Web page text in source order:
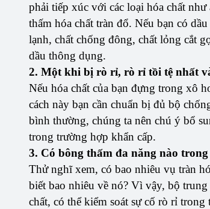
phải tiếp xúc với các loại hóa chất
thấm hóa chất tràn đổ. Nếu bạn có
lạnh, chất chống đông, chất lỏng cắt
dầu thông dụng.
2. Một khi bị rò rỉ, rò rỉ tồi tệ nhất
Nếu hóa chất của bạn đựng trong xô
cách này bạn cần chuẩn bị đủ bộ
bình thường, chúng ta nên chú ý bổ
trong trường hợp khẩn cấp.
3. Có bông thấm đa năng nào
Thử nghĩ xem, có bao nhiêu vụ tràn
biết bao nhiêu về nó? Vì vậy, bộ
chất, có thể kiểm soát sự cố rò rỉ